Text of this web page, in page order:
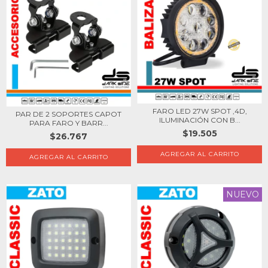
PAR DE 2 SOPORTES CAPOT
PARA FARO Y BARR...
$26.767
FARO LED 27W SPOT ,4D,
ILUMINACIÓN CON B...
$19.505
AGREGAR AL CARRITO
NUEVO